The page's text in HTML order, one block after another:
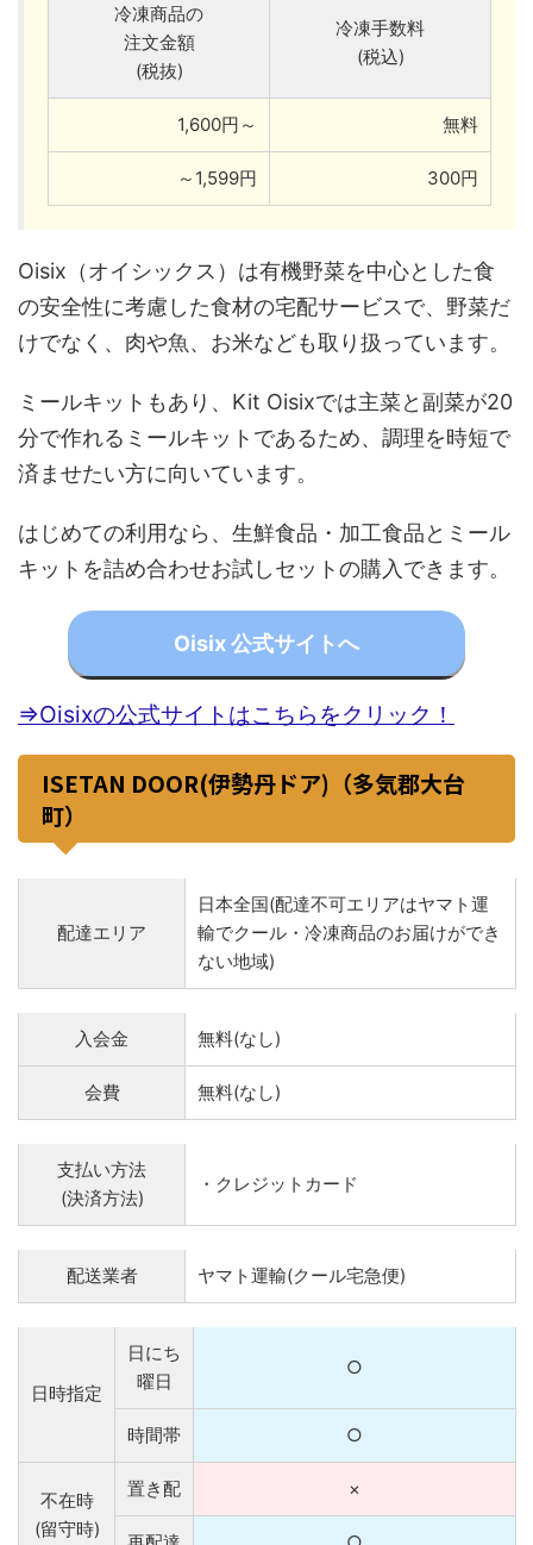
冷凍商品の
注文金額
(税抜)
冷凍手数料
(税込)
1,600円～ 無料
～1,599円 300円
Oisix（オイシックス）は有機野菜を中心とした食
の安全性に考慮した食材の宅配サービスで、野菜だ
けでなく、肉や魚、お米なども取り扱っています。
ミールキットもあり、Kit Oisixでは主菜と副菜が20
分で作れるミールキットであるため、調理を時短で
済ませたい方に向いています。
はじめての利用なら、生鮮食品・加工食品とミール
キットを詰め合わせお試しセットの購入できます。
Oisix 公式サイトへ
⇒Oisixの公式サイトはこちらをクリック！
ISETAN DOOR(伊勢丹ドア)（多気郡大台
町）
配達エリア
日本全国(配達不可エリアはヤマト運
輸でクール・冷凍商品のお届けができ
ない地域)
入会金 無料(なし)
会費 無料(なし)
支払い方法
(決済方法)
・クレジットカード
配送業者 ヤマト運輸(クール宅急便)
日時指定
日にち
曜日
○
時間帯 ○
不在時
(留守時)
置き配 ×